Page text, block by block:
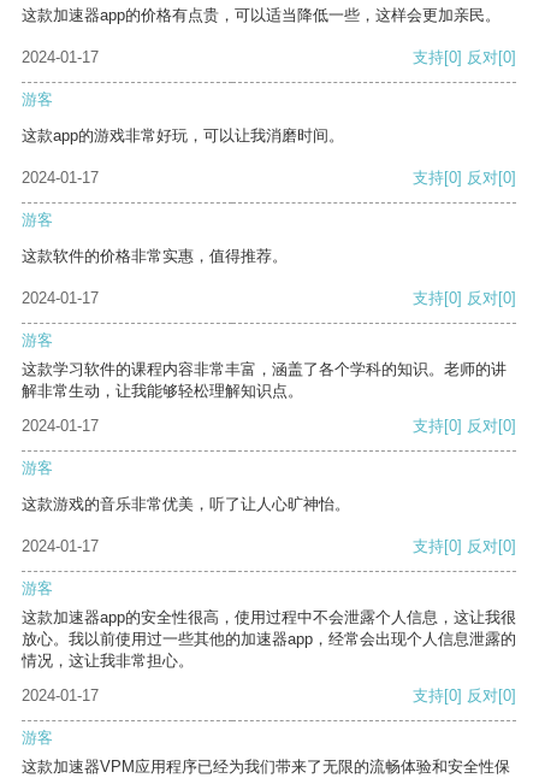
这款加速器app的价格有点贵，可以适当降低一些，这样会更加亲民。
2024-01-17 支持[0] 反对[0]
游客
这款app的游戏非常好玩，可以让我消磨时间。
2024-01-17 支持[0] 反对[0]
游客
这款软件的价格非常实惠，值得推荐。
2024-01-17 支持[0] 反对[0]
游客
这款学习软件的课程内容非常丰富，涵盖了各个学科的知识。老师的讲
解非常生动，让我能够轻松理解知识点。
2024-01-17
支持[0] 反对[0]
游客
这款游戏的音乐非常优美，听了让人心旷神怡。
2024-01-17 支持[0] 反对[0]
游客
这款加速器app的安全性很高，使用过程中不会泄露个人信息，这让我很
放心。我以前使用过一些其他的加速器app，经常会出现个人信息泄露的
情况，这让我非常担心。
2024-01-17
支持[0] 反对[0]
游客
这款加速器VPM应用程序已经为我们带来了无限的流畅体验和安全性保